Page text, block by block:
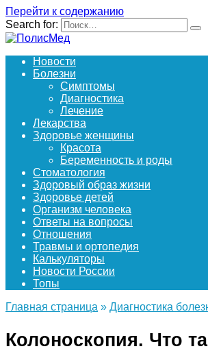
Перейти к содержанию
Search for:
Новости
Болезни
Симптомы
Диагностика
Лечение
Лекарства
Здоровье женщины
Красота
Беременность и роды
Стоматология
Здоровый образ жизни
Здоровье детей
Организм человека
Ответы на вопросы
Отношения
Травмы и ортопедия
Калькуляторы
Новости России
Топы
Главная страница » Диагностика
Колоноскопия. Что